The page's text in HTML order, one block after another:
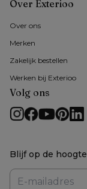
Over Exterioo
Over ons
Merken
Zakelijk bestellen
Werken bij Exterioo
Volg ons
Blijf op de hoogte